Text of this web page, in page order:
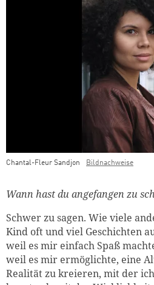
Chantal-Fleur Sandjon
Bildnachweise
Wann hast du angefangen zu
Schwer zu sagen. Wie viele
Kind oft und viel Geschichten
weil es mir einfach Spaß
weil es mir ermöglichte, eine
Realität zu kreieren, mit der